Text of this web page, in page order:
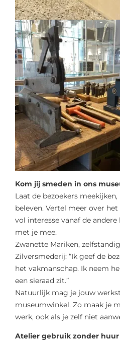
Kom jij smeden in ons
Laat de bezoekers
beleven. Vertel meer over
vol interesse vanaf de
met je mee.
Zwanette Mariken,
Zilversmederij: “Ik geef de
het vakmanschap. Ik neem
een sieraad zit.”
Natuurlijk mag je jouw
museumwinkel. Zo maak je
werk, ook als je zelf niet
Atelier gebruik zonder huur